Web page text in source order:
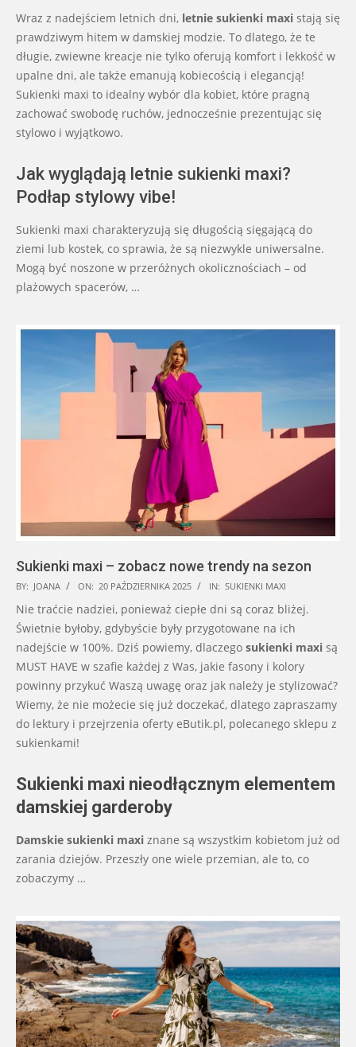
06-
13
Wraz z nadejściem letnich dni, letnie sukienki maxi stają się
prawdziwym hitem w damskiej modzie. To dlatego, że te
długie, zwiewne kreacje nie tylko oferują komfort i lekkość w
upalne dni, ale także emanują kobiecością i elegancją!
Sukienki maxi to idealny wybór dla kobiet, które pragną
zachować swobodę ruchów, jednocześnie prezentując się
stylowo i wyjątkowo.
Jak wyglądają letnie sukienki maxi?
Podłap stylowy vibe!
Sukienki maxi charakteryzują się długością sięgającą do
ziemi lub kostek, co sprawia, że są niezwykle uniwersalne.
Mogą być noszone w przeróżnych okolicznościach – od
plażowych spacerów, …
Sukienki maxi – zobacz nowe trendy na sezon
2025-
10-
20
BY: JOANA ON: 20 PAŹDZIERNIKA 2025 IN: SUKIENKI MAXI
Nie traćcie nadziei, ponieważ ciepłe dni są coraz bliżej.
Świetnie byłoby, gdybyście były przygotowane na ich
nadejście w 100%. Dziś powiemy, dlaczego sukienki maxi są
MUST HAVE w szafie każdej z Was, jakie fasony i kolory
powinny przykuć Waszą uwagę oraz jak należy je stylizować?
Wiemy, że nie możecie się już doczekać, dlatego zapraszamy
do lektury i przejrzenia oferty eButik.pl, polecanego sklepu z
sukienkami!
Sukienki maxi nieodłącznym elementem
damskiej garderoby
Damskie sukienki maxi znane są wszystkim kobietom już od
zarania dziejów. Przeszły one wiele przemian, ale to, co
zobaczymy …